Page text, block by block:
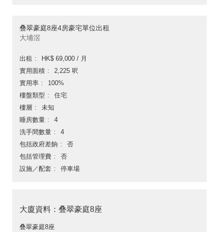
叠翠豪庭8座4房豪宅單位出租
大埔滘
出租
HK$ 69,000 / 月
實用面積
2,225 呎
實用率
100%
樓盤類型
住宅
樓層
未知
睡房數量
4
洗手間數量
4
包括政府差餉
否
包括管理費
否
設施／配套
停車場
大廈資料：叠翠豪庭8座
叠翠豪庭8座